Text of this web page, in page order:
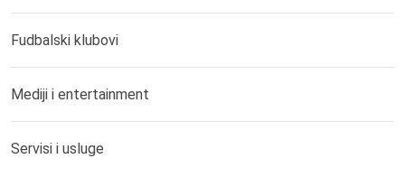
Fudbalski klubovi
Mediji i entertainment
Servisi i usluge